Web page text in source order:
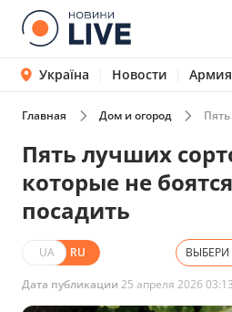
Україна Новости Армия
Главная Дом и огород
Пять лучших
которые не
посадить
UA RU ВЫБЕРИ
Дата публикации 25 апреля 2026 03:13